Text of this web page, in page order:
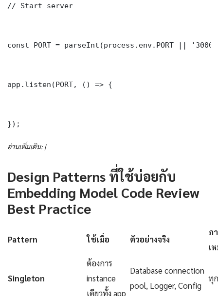
// Start server
const PORT = parseInt(process.env.PORT ||
app.listen(PORT, () => {
});
อ่านเพิ่มเติม: |
Design Patterns ที่ใช้บ่อยกับ
Embedding Model Code Review
Best Practice
Pattern ใช้เมื่อ ตัวอย่างจริง
ภ
เ
Singleton
ต้องการ
instance
เดียวทั้ง app
Database connection
pool, Logger, Config
ทุ